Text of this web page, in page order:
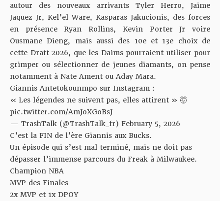
autour des nouveaux arrivants Tyler Herro, Jaime
Jaquez Jr, Kel’el Ware, Kasparas Jakucionis, des forces
en présence Ryan Rollins, Kevin Porter Jr voire
Ousmane Dieng, mais aussi des 10e et 13e choix de
cette Draft 2026, que les Daims pourraient utiliser pour
grimper ou sélectionner de jeunes diamants, on pense
notamment à Nate Ament ou Aday Mara.
Giannis Antetokounmpo sur Instagram :
« Les légendes ne suivent pas, elles attirent » 🤯
pic.twitter.com/AmJoXGoBsJ
— TrashTalk (@TrashTalk_fr) February 5, 2026
C’est la FIN de l’ère Giannis aux Bucks.
Un épisode qui s’est mal terminé, mais ne doit pas
dépasser l’immense parcours du Freak à Milwaukee.
Champion NBA
MVP des Finales
2x MVP et 1x DPOY